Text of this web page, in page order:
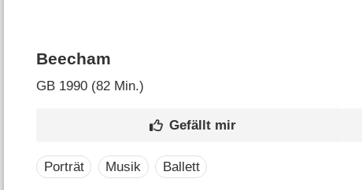
Beecham
GB 1990 (82 Min.)
Porträt Musik Ballett